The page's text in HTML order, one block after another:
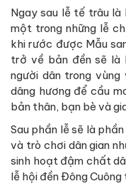
Ngay sau lễ tế trâu là
một trong những lễ
khi rước được Mẫu
trở về bản đền sẽ là
người dân trong
dâng hương để cầu
bản thân, bạn bè và
Sau phần lễ sẽ là
và trò chơi dân gian
sinh hoạt đậm chất
lễ hội đền Đông